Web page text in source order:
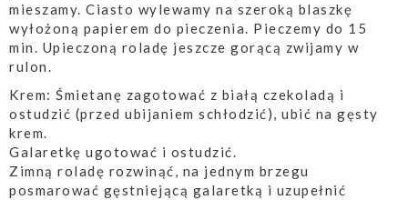
mieszamy. Ciasto wylewamy na szeroką blaszkę
wyłożoną papierem do pieczenia. Pieczemy do 15
min. Upieczoną roladę jeszcze gorącą zwijamy w
rulon.
Krem: Śmietanę zagotować z białą czekoladą i
ostudzić (przed ubijaniem schłodzić), ubić na gęsty
krem.
Galaretkę ugotować i ostudzić.
Zimną roladę rozwinąć, na jednym brzegu
posmarować gęstniejącą galaretką i uzupełnić